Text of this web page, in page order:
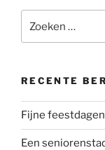
naar:
RECENTE
Fijne feestdagen
Een